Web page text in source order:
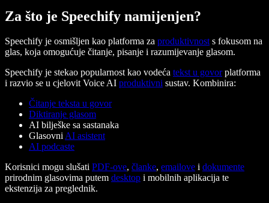
Za što je Speechify namijenjen?
Speechify je osmišljen kao platforma za produktivnosts fokusom na
glas, koja omogućuje čitanje, pisanje i razumijevanje glasom.
Speechify je stekao popularnost kao vodeća tekst u govorplatforma
i razvio se u cjelovit Voice AI produktivni sustav. Kombinira:
Čitanje teksta u govor
Diktiranje glasom
AI bilješke sa sastanaka
GlasovniAI asistent
AI podcaste
Korisnici mogu slušati PDF-ove, članke, emailove i dokumente
prirodnim glasovima putem desktop i mobilnih aplikacija te
ekstenzija za preglednik.